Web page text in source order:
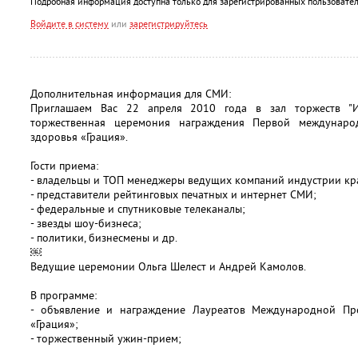
Войдите в систему или зарегистрируйтесь
Дополнительная информация для СМИ:
Приглашаем Вас 22 апреля 2010 года в зал торжеств
торжественная церемония награждения Первой
здоровья «Грация».
Гости приема:
- владельцы и ТОП менеджеры ведущих компаний индустрии
- представители рейтинговых печатных и интернет СМИ;
- федеральные и спутниковые телеканалы;
- звезды шоу-бизнеса;
- политики, бизнесмены и др.
￼
Ведущие церемонии Ольга Шелест и Андрей Камолов.
В программе:
- объявление и награждение Лауреатов Международной
«Грация»;
- торжественный ужин-прием;